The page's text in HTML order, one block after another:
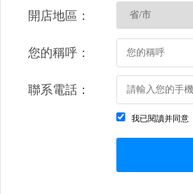
開店地區：
您的稱呼：
聯系電話：
我已閱讀并同意